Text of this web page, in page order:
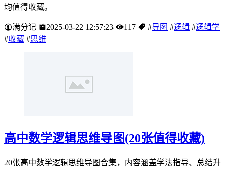
均值得收藏。
满分记 2025-03-22 12:57:23 117 #导图 #逻辑 #逻辑学
#收藏 #思维
高中数学逻辑思维导图(20张值得收藏)
20张高中数学逻辑思维导图合集，内容涵盖学法指导、总结升